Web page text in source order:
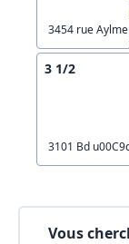
3454 rue
3 1/2
3101 Bd
Vous